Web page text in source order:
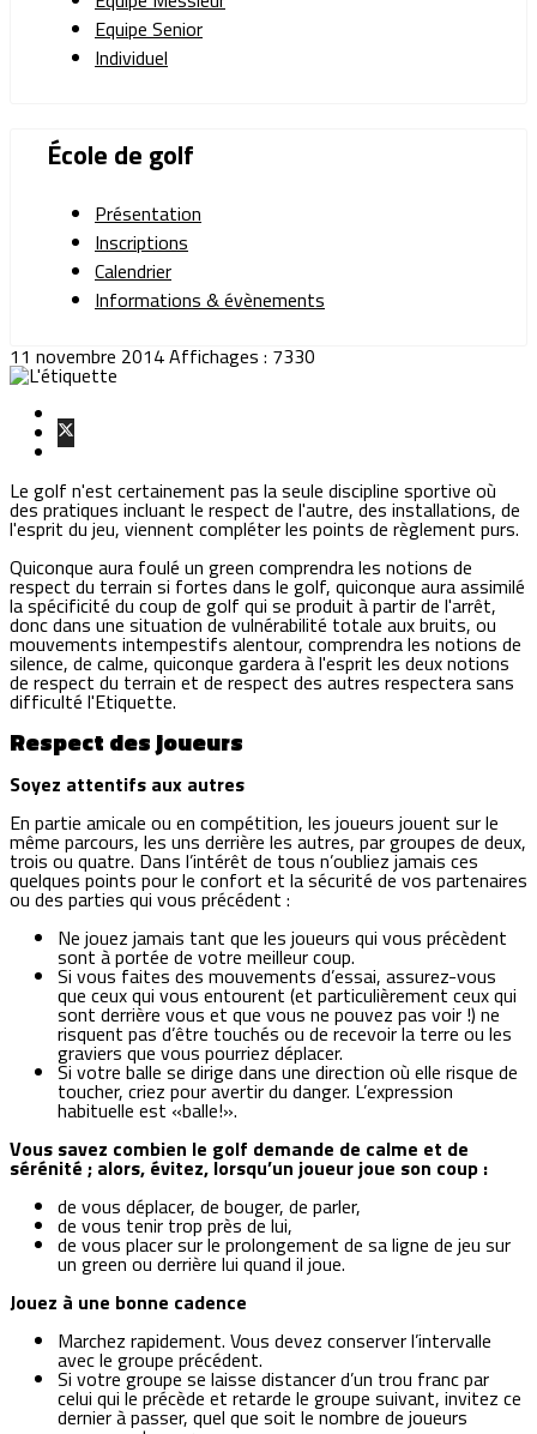
Equipe Senior
Individuel
École de golf
Présentation
Inscriptions
Calendrier
Informations & évènements
11 novembre 2014Affichages : 7330
Le golf n'est certainement pas la seule discipline sportive où
des pratiques incluant le respect de l'autre, des installations, de
l'esprit du jeu, viennent compléter les points de règlement purs.
Quiconque aura foulé un green comprendra les notions de
respect du terrain si fortes dans le golf, quiconque aura assimilé
la spécificité du coup de golf qui se produit à partir de l'arrêt,
donc dans une situation de vulnérabilité totale aux bruits, ou
mouvements intempestifs alentour, comprendra les notions de
silence, de calme, quiconque gardera à l'esprit les deux notions
de respect du terrain et de respect des autres respectera sans
difficulté l'Etiquette.
Respect des joueurs
Soyez attentifs aux autres
En partie amicale ou en compétition, les joueurs jouent sur le
même parcours, les uns derrière les autres, par groupes de deux,
trois ou quatre. Dans l’intérêt de tous n’oubliez jamais ces
quelques points pour le confort et la sécurité de vos partenaires
ou des parties qui vous précédent :
Ne jouez jamais tant que les joueurs qui vous précèdent
sont à portée de votre meilleur coup.
Si vous faites des mouvements d’essai, assurez-vous
que ceux qui vous entourent (et particulièrement ceux qui
sont derrière vous et que vous ne pouvez pas voir !) ne
risquent pas d’être touchés ou de recevoir la terre ou les
graviers que vous pourriez déplacer.
Si votre balle se dirige dans une direction où elle risque de
toucher, criez pour avertir du danger. L’expression
habituelle est «balle!».
Vous savez combien le golf demande de calme et de
sérénité ; alors, évitez, lorsqu’un joueur joue son coup :
de vous déplacer, de bouger, de parler,
de vous tenir trop près de lui,
de vous placer sur le prolongement de sa ligne de jeu sur
un green ou derrière lui quand il joue.
Jouez à une bonne cadence
Marchez rapidement. Vous devez conserver l’intervalle
avec le groupe précédent.
Si votre groupe se laisse distancer d’un trou franc par
celui qui le précède et retarde le groupe suivant, invitez ce
dernier à passer, quel que soit le nombre de joueurs